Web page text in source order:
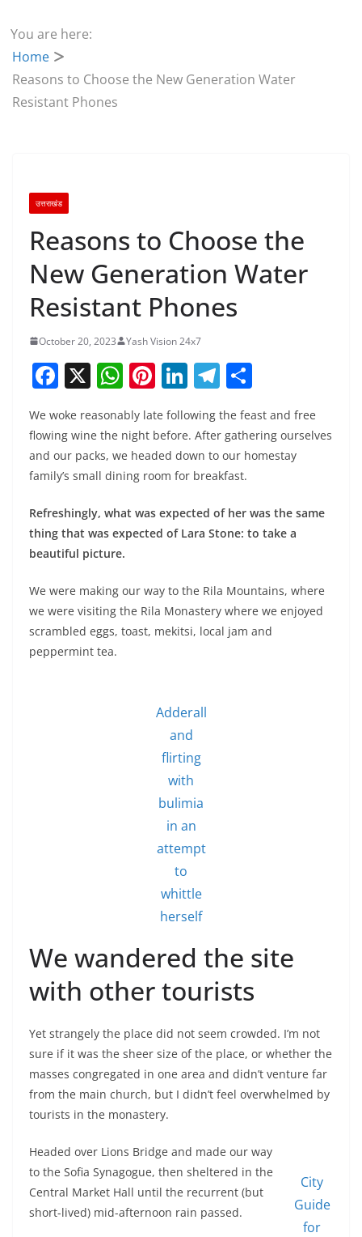
You are here:
Home
Reasons to Choose the New Generation Water
Resistant Phones
उत्तराखंड
Reasons to Choose the
New Generation Water
Resistant Phones
October 20, 2023 Yash Vision 24x7
F
a
c
e
b
o
o
k
X W
h
at
s
A
p
p
Pi
nt
er
e
st
Li
n
k
e
dI
n
T
el
e
gr
a
m
ar
e
We woke reasonably late following the feast and free
flowing wine the night before. After gathering ourselves
and our packs, we headed down to our homestay
family’s small dining room for breakfast.
Refreshingly, what was expected of her was the same
thing that was expected of Lara Stone: to take a
beautiful picture.
We were making our way to the Rila Mountains, where
we were visiting the Rila Monastery where we enjoyed
scrambled eggs, toast, mekitsi, local jam and
peppermint tea.
Adderall
and
flirting
with
bulimia
in an
attempt
to
whittle
herself
We wandered the site
with other tourists
Yet strangely the place did not seem crowded. I’m not
sure if it was the sheer size of the place, or whether the
masses congregated in one area and didn’t venture far
from the main church, but I didn’t feel overwhelmed by
tourists in the monastery.
City
Guide
for
Headed over Lions Bridge and made our way
to the Sofia Synagogue, then sheltered in the
Central Market Hall until the recurrent (but
short-lived) mid-afternoon rain passed.